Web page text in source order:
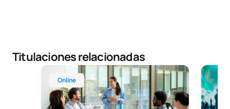
Titulaciones relacionadas
Online
Máster Universitario Online en Administración y
MBA